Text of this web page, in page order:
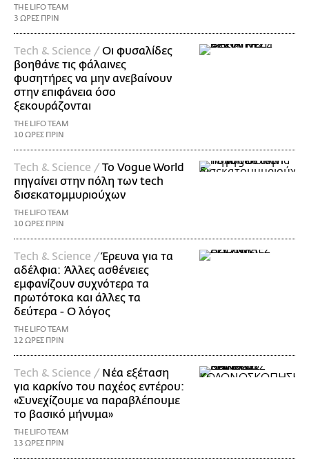
THE LIFO TEAM
3 ΩΡΕΣ ΠΡΙΝ
Τech & Science / Οι φυσαλίδες
βοηθάνε τις φάλαινες
φυσητήρες να μην ανεβαίνουν
στην επιφάνεια όσο
ξεκουράζονται
THE LIFO TEAM
10 ΩΡΕΣ ΠΡΙΝ
Τech & Science / Το Vogue World
πηγαίνει στην πόλη των tech
δισεκατομμυριούχων
THE LIFO TEAM
10 ΩΡΕΣ ΠΡΙΝ
Τech & Science /Έρευνα για τα
αδέλφια: Άλλες ασθένειες
εμφανίζουν συχνότερα τα
πρωτότοκα και άλλες τα
δεύτερα - Ο λόγος
THE LIFO TEAM
12 ΩΡΕΣ ΠΡΙΝ
Τech & Science / Νέα εξέταση
για καρκίνο του παχέος εντέρου:
«Συνεχίζουμε να παραβλέπουμε
το βασικό μήνυμα»
THE LIFO TEAM
13 ΩΡΕΣ ΠΡΙΝ